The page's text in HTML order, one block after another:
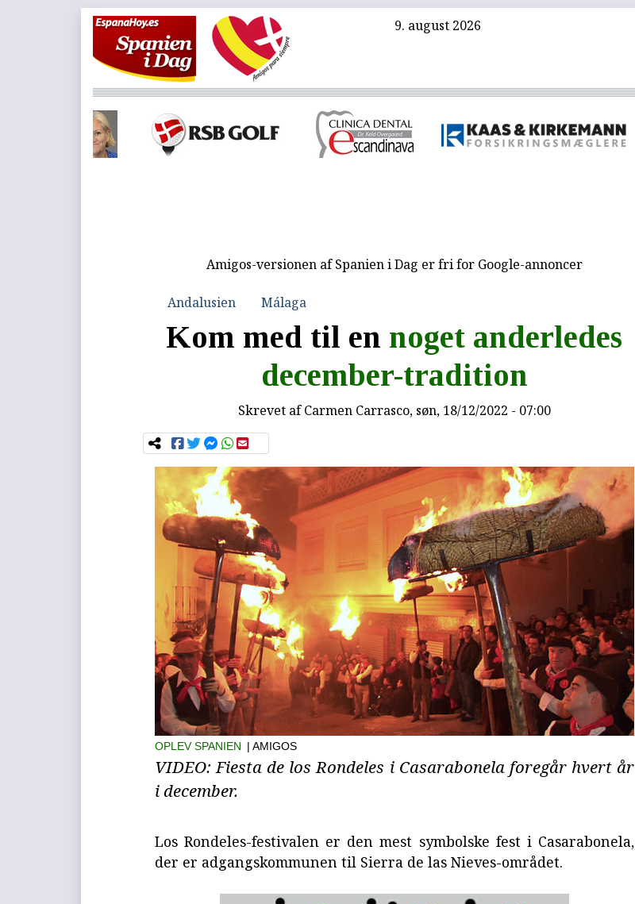
9. august 2026
Amigos-versionen af Spanien i Dag er fri for Google-annoncer
Andalusien Málaga
Kom med til en noget anderledes
december-tradition
Skrevet afCarmen Carrasco, søn, 18/12/2022 - 07:00
OPLEV SPANIEN | AMIGOS
VIDEO: Fiesta de los Rondeles i Casarabonela foregår hvert år
i december.
Los Rondeles-festivalen er den mest symbolske fest i Casarabonela,
der er adgangskommunen til Sierra de las Nieves-området.